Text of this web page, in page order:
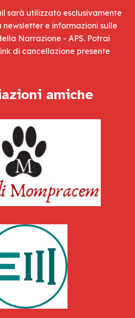
sarà utilizzato esclusivamente
e informazioni sulle
Narrazione - APS. Potrai
di cancellazione presente
amiche